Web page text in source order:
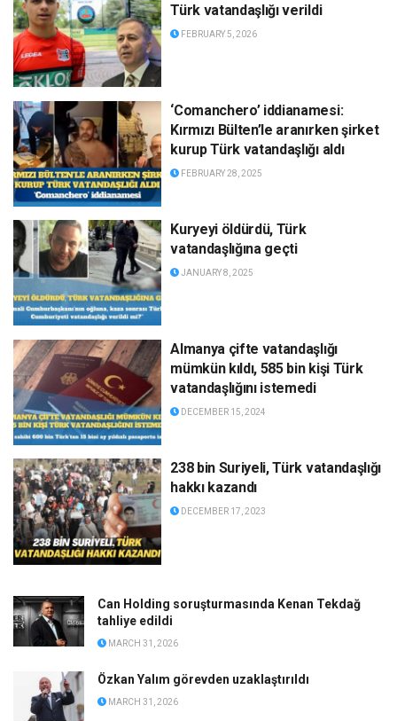
Türk vatandaşlığı verildi
FEBRUARY 5, 2026
‘Comanchero’ iddianamesi:
Kırmızı Bülten’le aranırken şirket
kurup Türk vatandaşlığı aldı
FEBRUARY 28, 2025
Kuryeyi öldürdü, Türk
vatandaşlığına geçti
JANUARY 8, 2025
Almanya çifte vatandaşlığı
mümkün kıldı, 585 bin kişi Türk
vatandaşlığını istemedi
DECEMBER 15, 2024
238 bin Suriyeli, Türk vatandaşlığı
hakkı kazandı
DECEMBER 17, 2023
Can Holding soruşturmasında Kenan Tekdağ
tahliye edildi
MARCH 31, 2026
Özkan Yalım görevden uzaklaştırıldı
MARCH 31, 2026